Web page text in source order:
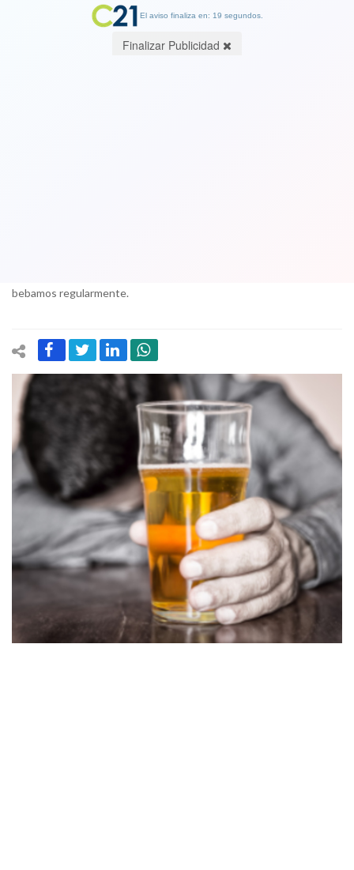
bebamos regularmente.
El aviso finaliza en: 19 segundos.
Finalizar Publicidad